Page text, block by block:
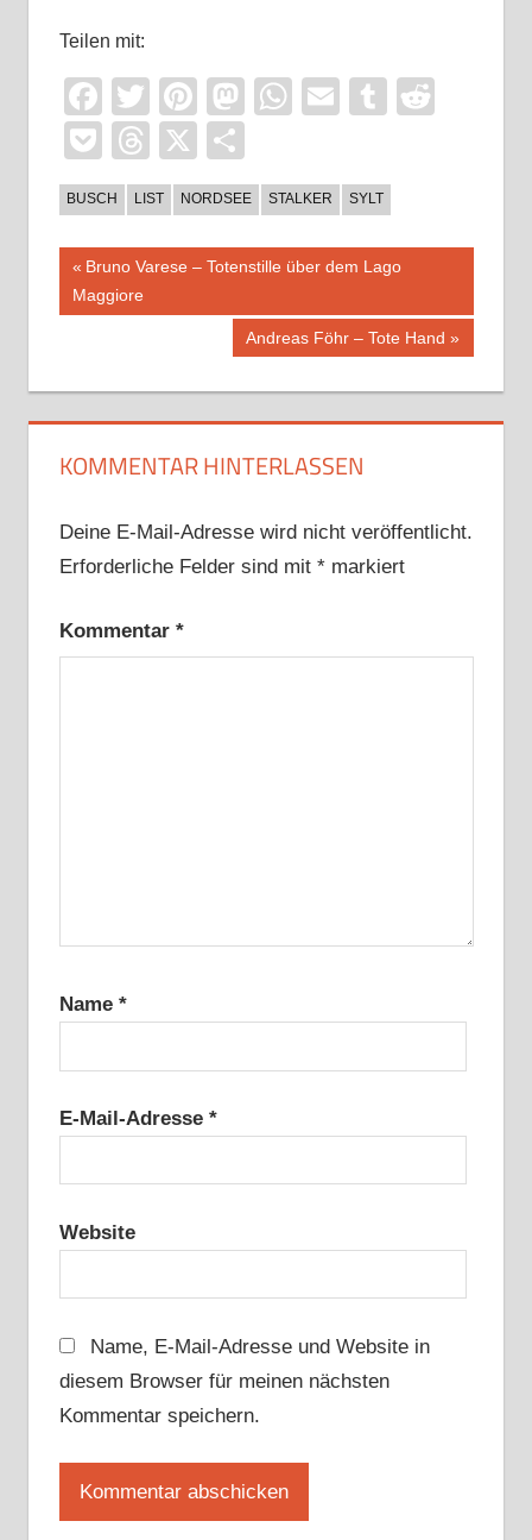
Teilen mit:
Facebook
TwitterPinterest
Mastodon
WhatsApp
EmailTumblr
PocketThreads
X
BUSCH LIST NORDSEE STALKER SYLT
Beitragsnavigation
Vorheriger
Beitrag:
Bruno Varese – Totenstille über dem Lago
Maggiore
Nächster
Andreas Föhr – Tote Hand
KOMMENTAR HINTERLASSEN
Deine E-Mail-Adresse wird nicht veröffentlicht.
Erforderliche Felder sind mit *markiert
Kommentar *
Name *
E-Mail-Adresse *
Website
Name, E-Mail-Adresse und Website in
diesem Browser für meinen nächsten
Kommentar speichern.